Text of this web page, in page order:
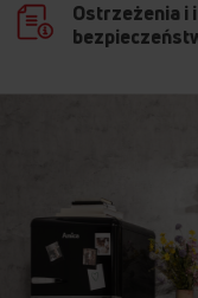
Ostrzeżenia i